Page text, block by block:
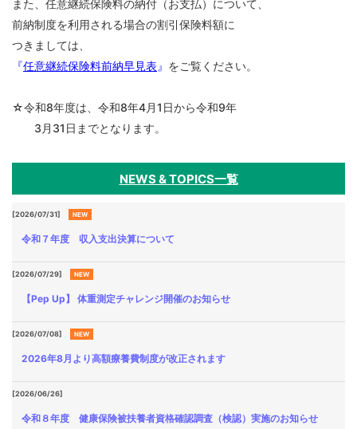
事業
Health
Checkup
き
Procedure
Form
ある
FAQ
また、任意継続保険料の納付（お支払）について、
前納制度を利用される場合の割引保険料額に
つきましては、
『任意継続保険料前納早見表』 をご覧ください。
☆令和8年度は、令和8年4月1日から令和9年
3月31日までとなります。
NEWS & TOPICS一覧
[2026/07/31] NEW
令和７年度 収入支出決算について
[2026/07/29] NEW
【Pep Up】 体重測定チャレンジ開催のお知らせ
[2026/07/08] NEW
2026年8月より高額療養費制度が改正されます
[2026/06/26]
令和８年度 健康保険被扶養者資格確認調査（検認）実施のお知らせ